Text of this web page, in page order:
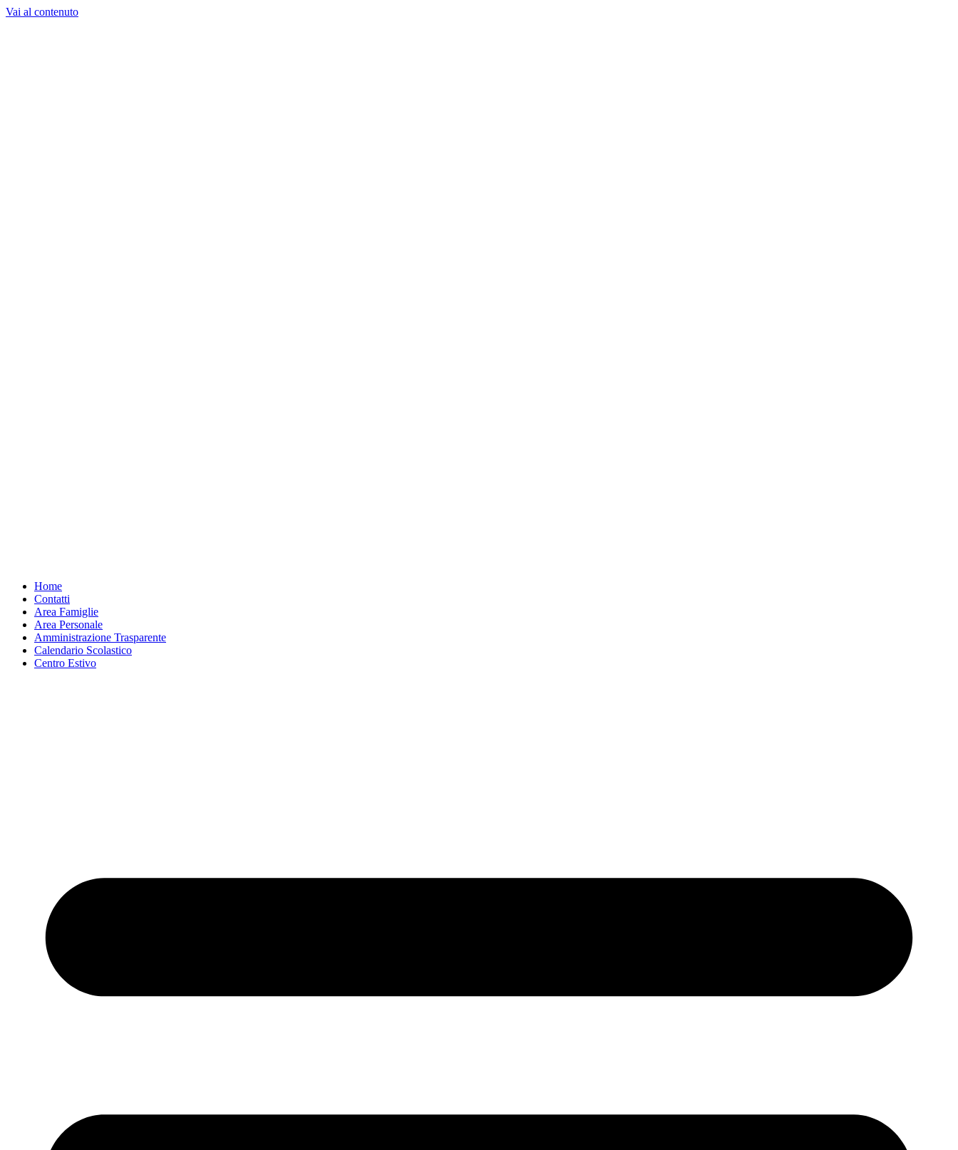
Vai al contenuto
Home
Contatti
Area Famiglie
Area Personale
Amministrazione Trasparente
Calendario Scolastico
Centro Estivo